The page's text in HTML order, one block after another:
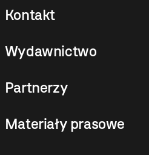
Kontakt
Wydawnictwo
Partnerzy
Materiały prasowe